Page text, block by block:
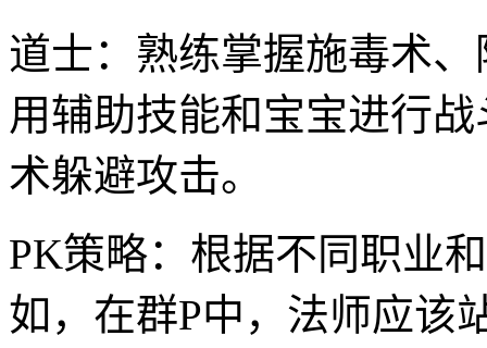
道士：熟练掌握施毒术
用辅助技能和宝宝进行
术躲避攻击。
PK策略：根据不同职业
如，在群P中，法师应该